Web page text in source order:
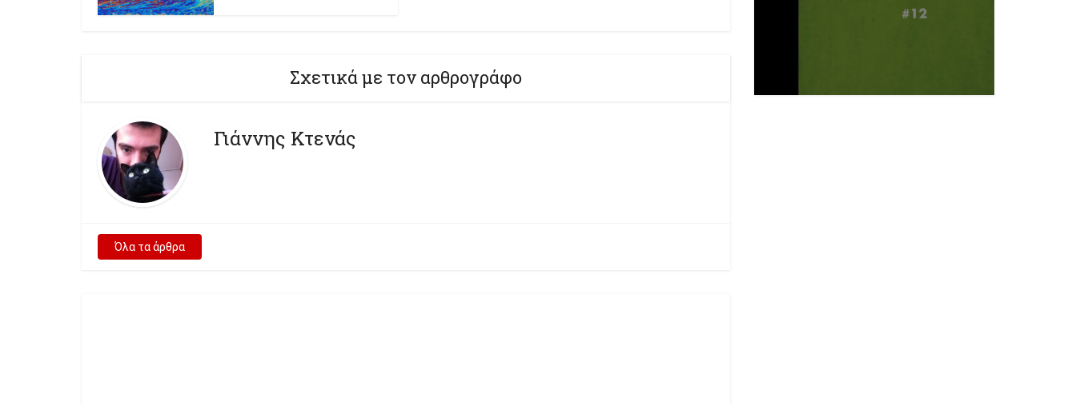
Σχετικά με τον αρθρογράφο
Γιάννης Κτενάς
Όλα τα άρθρα